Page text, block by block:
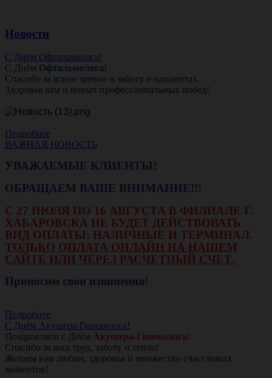
Новости
С Днём Офтальмолога!
С Днём Офтальмолога!
Спасибо за ясное зрение и заботу о пациентах.
Здоровья вам и новых профессиональных побед!
Подробнее
ВАЖНАЯ НОВОСТЬ
УВАЖАЕМЫЕ КЛИЕНТЫ!
ОБРАЩАЕМ ВАШЕ ВНИМАНИЕ!!!
С 27 ИЮЛЯ ПО 16 АВГУСТА В ФИЛИАЛЕ Г.
ХАБАРОВСКА НЕ БУДЕТ ДЕЙСТВОВАТЬ
ВИД ОПЛАТЫ: НАЛИЧНЫЕ И ТЕРМИНАЛ.
ТОЛЬКО ОПЛАТА ОНЛАЙН НА НАШЕМ
САЙТЕ ИЛИ ЧЕРЕЗ РАСЧЕТНЫЙ СЧЕТ.
Приносим свои извинения!
Подробнее
С Днём Акушера-Гинеколога!
Поздравляем с Днём Акушера-Гинеколога!
Спасибо за ваш труд, заботу и тепло!
Желаем вам любви, здоровья и множество счастливых
моментов!